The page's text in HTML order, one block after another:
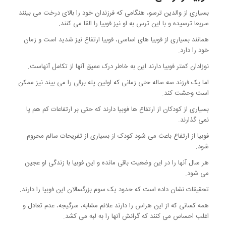
بسیاری از والدین ترسو، هنگامی که فرزندان خود را بالای درخت می بینند
سریعا ترسیده و با این ترس به او نیز فوبیا را القا می کنند.
همانند بسیاری از فوبیا های اساسی، فوبیا ارتفاع نیز شدید است و زمان
خود را دارد.
نوزادان کمتر فوبیا دارند این به خاطر درک عمیق آنها از تکامل آنهاست.
اما یک فرزند سه ساله حتی زمانی که اولین پله برقی را می بیند نیز ممکن
است وحشت کند.
بسیاری از کودکان از ارتفاع ها فوبیا دارند که حتی بر ارتفاعات کم هم پا
نمی گذارند.
فوبیا از ارتفاع باعث می شود کودک از بسیاری از تفریحات سالم محروم
شود.
هر سال آنها را در این وضعیت باقی مانده و این فوبیا با زندگی او عجین
می شود.
تحقیقات نشان داده است که حدود یک سوم بزرگسالان این فوبیا را دارند.
همه کسانی که از این هراس را دارند علائم مشابه، سرگیجه، عدم تعادل و
اغلب احساس می کنند که گرانش آنها را به لبه می کشد.